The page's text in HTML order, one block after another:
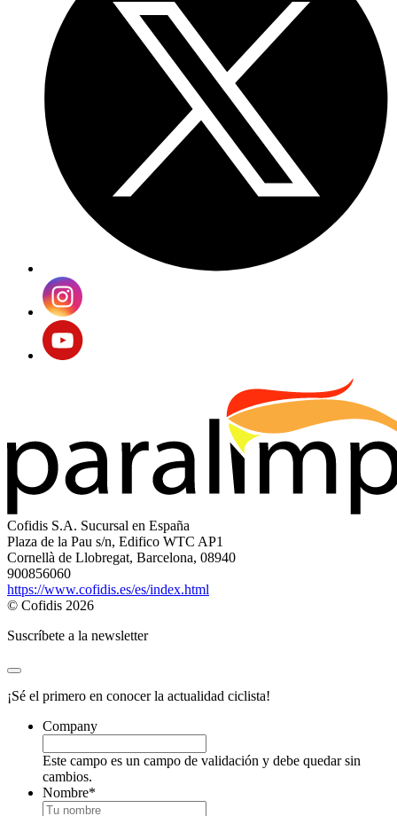
Cofidis S.A. Sucursal en España
Plaza de la Pau s/n, Edifico WTC AP1
Cornellà de Llobregat, Barcelona, 08940
900856060
https://www.cofidis.es/es/index.html
© Cofidis 2026
Suscríbete a la newsletter
¡Sé el primero en conocer la actualidad ciclista!
Company
Este campo es un campo de validación y debe quedar sin
cambios.
Nombre*